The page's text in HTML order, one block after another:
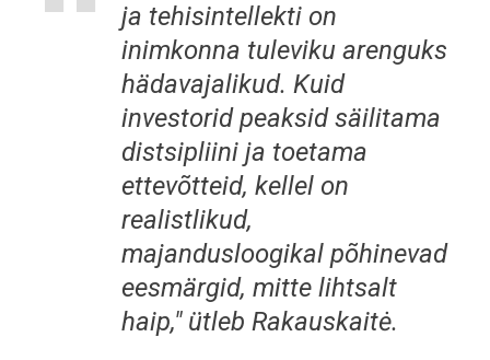
ja tehisintellekti on
inimkonna tuleviku arenguks
hädavajalikud. Kuid
investorid peaksid säilitama
distsipliini ja toetama
ettevõtteid, kellel on
realistlikud,
majandusloogikal põhinevad
eesmärgid, mitte lihtsalt
haip," ütleb Rakauskaitė.